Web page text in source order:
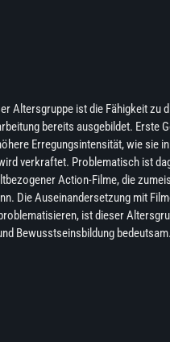
Altersgruppe ist die Fähigkeit zu
bereits ausgebildet. Erste
Erregungsintensität, wie sie
verkraftet. Problematisch ist
Action-Filme, die
Die Auseinandersetzung mit
ist dieser
Bewusstseinsbildung